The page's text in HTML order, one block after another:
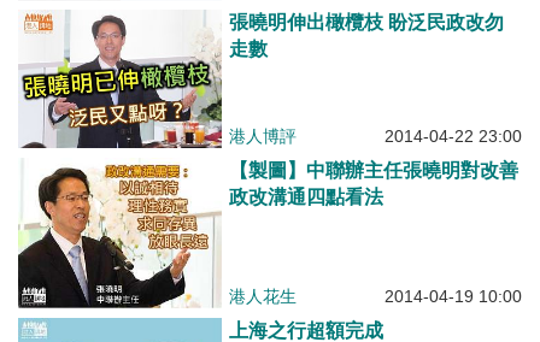
張曉明伸出橄欖枝 盼泛民政改勿
走數
港人博評 2014-04-22 23:00
【製圖】中聯辦主任張曉明對改善
政改溝通四點看法
港人花生 2014-04-19 10:00
上海之行超額完成